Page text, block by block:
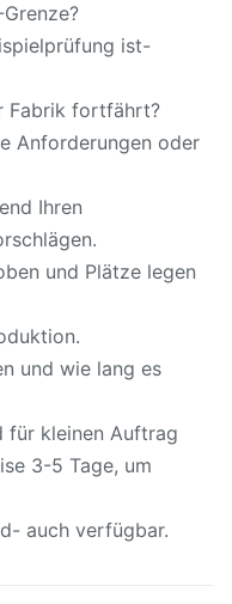
ist-
Fabrik fortfährt?
Anforderungen oder
Ihren
und Plätze legen
und wie lang es
für kleinen Auftrag
3-5 Tage, um
auch verfügbar.